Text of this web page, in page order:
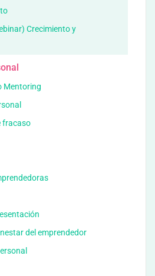
Crecimiento y
Mentoring
fracaso
del emprendedor